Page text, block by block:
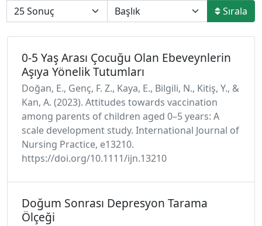
Sırala
0-5 Yaş Arası Çocuğu Olan Ebeveynlerin
Aşıya Yönelik Tutumları
Doğan, E., Genç, F. Z., Kaya, E., Bilgili, N., Kitiş, Y., &
Kan, A. (2023). Attitudes towards vaccination
among parents of children aged 0–5 years: A
scale development study. International Journal of
Nursing Practice, e13210.
https://doi.org/10.1111/ijn.13210
Doğum Sonrası Depresyon Tarama
Ölçeği